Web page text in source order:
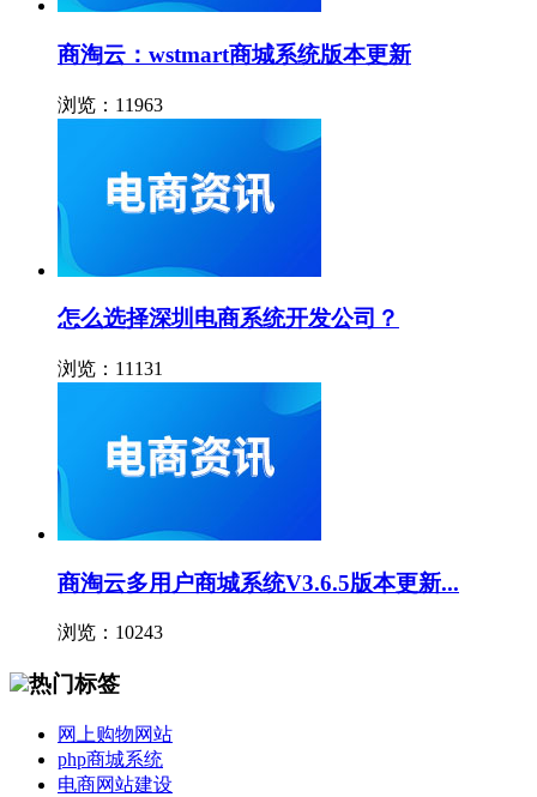
商淘云：wstmart商城系统版本更新
浏览：11963
怎么选择深圳电商系统开发公司？
浏览：11131
商淘云多用户商城系统V3.6.5版本更新...
浏览：10243
热门标签
网上购物网站
php商城系统
电商网站建设